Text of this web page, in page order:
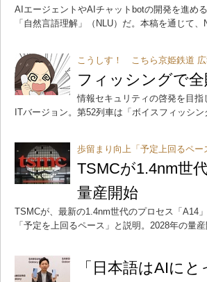
AIエージェントやAIチャットbotの開発を進め
「自然言語理解」（NLU）だ。本稿を通じて
こうしす！ こちら京姫鉄道
フィッシングで
情報セキュリティの啓発を目
ITバージョン。第52列車は「ボイスフィッシ
歩留まり向上「予定上回るペー
TSMCが1.4nm世
量産開始
TSMCが、最新の1.4nm世代のプロセス「A14
「予定を上回るペース」と説明。2028年の量
「日本語はAIに